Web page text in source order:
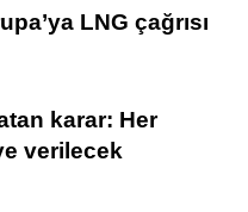
LNG çağrısı
karar: Her
verilecek